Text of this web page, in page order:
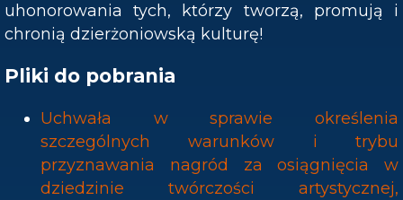
uhonorowania tych, którzy tworzą, promują i
chronią dzierżoniowską kulturę!
Pliki do pobrania
Uchwała w sprawie określenia
szczególnych warunków i trybu
przyznawania nagród za osiągnięcia w
dziedzinie twórczości artystycznej,